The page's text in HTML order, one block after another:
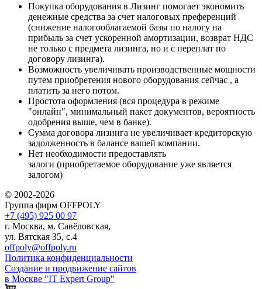
Покупка оборудования в Лизинг помогает экономить
денежные средства за счет налоговых преференций
(снижение налогооблагаемой базы по налогу на
прибыль за счет ускоренной амортизации, возврат НДС
не только с предмета лизинга, но и с переплат по
договору лизинга).
Возможность увеличивать производственные мощности
путем приобретения нового оборудования сейчас , а
платить за него потом.
Простота оформления (вся процедура в режиме
"онлайн", минимальный пакет документов, вероятность
одобрения выше, чем в банке).
Сумма договора лизинга не увеличивает кредиторскую
задолженность в балансе вашей компании.
Нет необходимости предоставлять
залоги (приобретаемое оборудование уже является
залогом)
© 2002-2026
Группа фирм OFFPOLY
+7 (495) 925 00 97
г. Москва, м. Савёловская,
ул. Вятская 35, с.4
offpoly@offpoly.ru
Политика конфиденциальности
Создание и продвижение сайтов
в Москве "IT Expert Group"